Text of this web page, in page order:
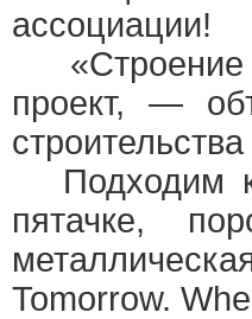
ассоциации!
«Строение
проект, —
Подходим к
пятачке,
Tomorrow.